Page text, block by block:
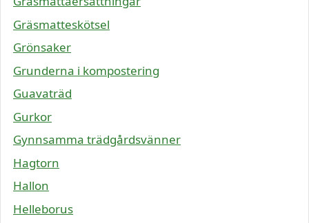
Gräsmatteskötsel
Grönsaker
Grunderna i kompostering
Guavaträd
Gurkor
Gynnsamma trädgårdsvänner
Hagtorn
Hallon
Helleborus